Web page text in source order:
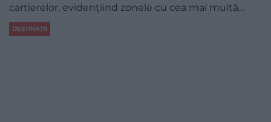
cartierelor, evidențiind zonele cu cea mai multă…
DESTINAȚII